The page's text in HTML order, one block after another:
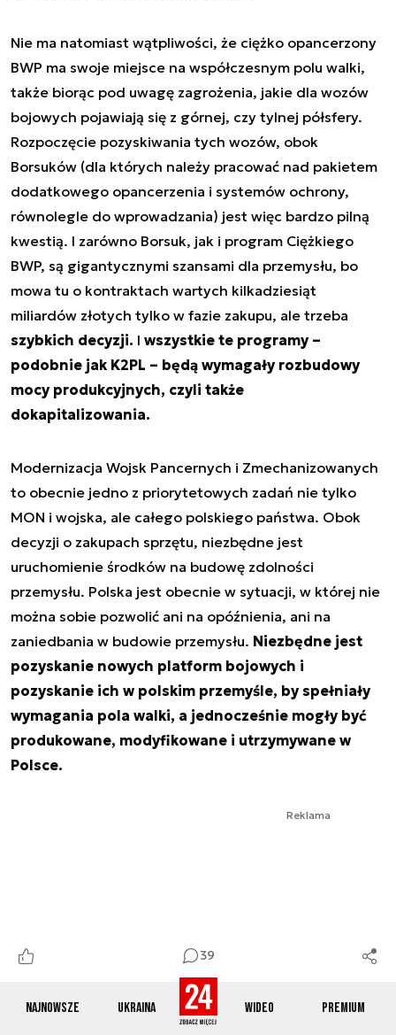
Najnowsze Ukraina Wideo Premium
39
Nie ma natomiast wątpliwości, że ciężko opancerzony
BWP ma swoje miejsce na współczesnym polu walki,
także biorąc pod uwagę zagrożenia, jakie dla wozów
bojowych pojawiają się z górnej, czy tylnej półsfery.
Rozpoczęcie pozyskiwania tych wozów, obok
Borsuków (dla których należy pracować nad pakietem
dodatkowego opancerzenia i systemów ochrony,
równolegle do wprowadzania) jest więc bardzo pilną
kwestią. I zarówno Borsuk, jak i program Ciężkiego
BWP, są gigantycznymi szansami dla przemysłu, bo
mowa tu o kontraktach wartych kilkadziesiąt
miliardów złotych tylko w fazie zakupu, ale trzeba
szybkich decyzji. I wszystkie te programy –
podobnie jak K2PL – będą wymagały rozbudowy
mocy produkcyjnych, czyli także
dokapitalizowania.
Modernizacja Wojsk Pancernych i Zmechanizowanych
to obecnie jedno z priorytetowych zadań nie tylko
MON i wojska, ale całego polskiego państwa. Obok
decyzji o zakupach sprzętu, niezbędne jest
uruchomienie środków na budowę zdolności
przemysłu. Polska jest obecnie w sytuacji, w której nie
można sobie pozwolić ani na opóźnienia, ani na
zaniedbania w budowie przemysłu. Niezbędne jest
pozyskanie nowych platform bojowych i
pozyskanie ich w polskim przemyśle, by spełniały
wymagania pola walki, a jednocześnie mogły być
produkowane, modyfikowane i utrzymywane w
Polsce.
Reklama